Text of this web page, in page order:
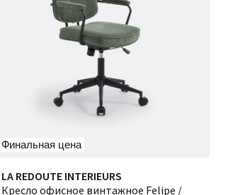
Финальная цена
LA REDOUTE INTERIEURS
Кресло офисное винтажное Felipe /
4,4
/ 5